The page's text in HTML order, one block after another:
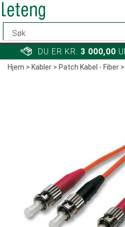
DU ER KR. 3 000,00
Hjem>Kabler>Patch Kabel - Fiber